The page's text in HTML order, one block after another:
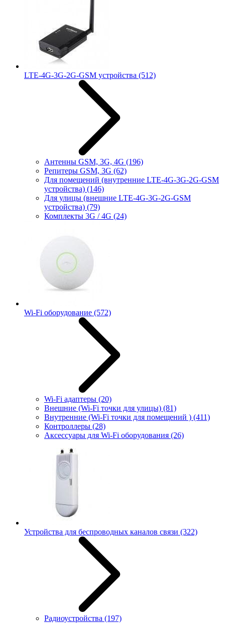
LTE-4G-3G-2G-GSM устройства (512)
Антенны GSM, 3G, 4G (196)
Репитеры GSM, 3G (62)
Для помещений (внутренние LTE-4G-3G-2G-GSM
устройства) (146)
Для улицы (внешние LTE-4G-3G-2G-GSM
устройства) (79)
Комплекты 3G / 4G (24)
Wi-Fi оборудование (572)
Wi-Fi адаптеры (20)
Внешние (Wi-Fi точки для улицы) (81)
Внутренние (Wi-Fi точки для помещений ) (411)
Контроллеры (28)
Аксессуары для Wi-Fi оборудования (26)
Устройства для беспроводных каналов связи (322)
Радиоустройства (197)